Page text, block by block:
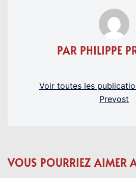
PAR PHILIPPE
Voir toutes les
Prevost
VOUS POURRIEZ AIMER